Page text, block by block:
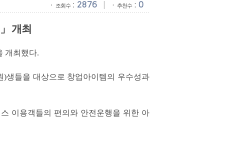
· 조회수 : 2876 · 추천수 : 0
」개최
개최했다.
)생들을 대상으로 창업아이템의 우수성과
이용객들의 편의와 안전운행을 위한 아